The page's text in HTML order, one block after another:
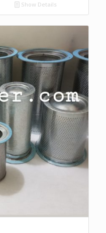
Show Details